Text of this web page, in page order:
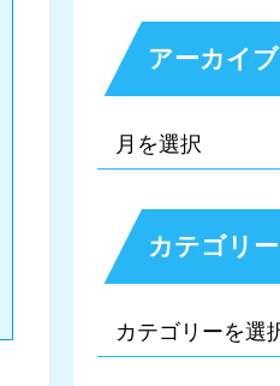
アーカイブ
カテゴリー